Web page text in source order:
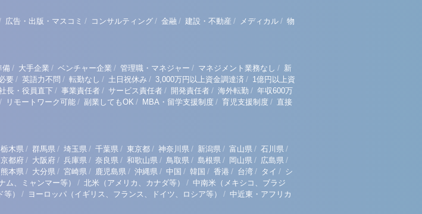
広告・出版・マスコミ / コンサルティング / 金融 / 建設・不動産 / メディカル / 物
備 / 大手企業 / ベンチャー企業 / 管理職・マネジャー / マネジメント業務なし / 新
要 / 英語力不問 / 転勤なし / 土日祝休み / 3,000万円以上資金調達済 / 1億円以上資
長・役員直下 / 事業責任者 / サービス責任者 / 開発責任者 / 海外転勤 / 年収600万
/ リモートワーク可能 / 副業してもOK / MBA・留学支援制度 / 育児支援制度 / 直接
栃木県 / 群馬県 / 埼玉県 / 千葉県 / 東京都 / 神奈川県 / 新潟県 / 富山県 / 石川県 /
京都府 / 大阪府 / 兵庫県 / 奈良県 / 和歌山県 / 鳥取県 / 島根県 / 岡山県 / 広島県 /
熊本県 / 大分県 / 宮崎県 / 鹿児島県 / 沖縄県 / 中国 / 韓国 / 香港 / 台湾 / タイ / シ
ム、ミャンマー等） / 北米（アメリカ、カナダ等） / 中南米（メキシコ、ブラジ
） / ヨーロッパ（イギリス、フランス、ドイツ、ロシア等） / 中近東・アフリカ